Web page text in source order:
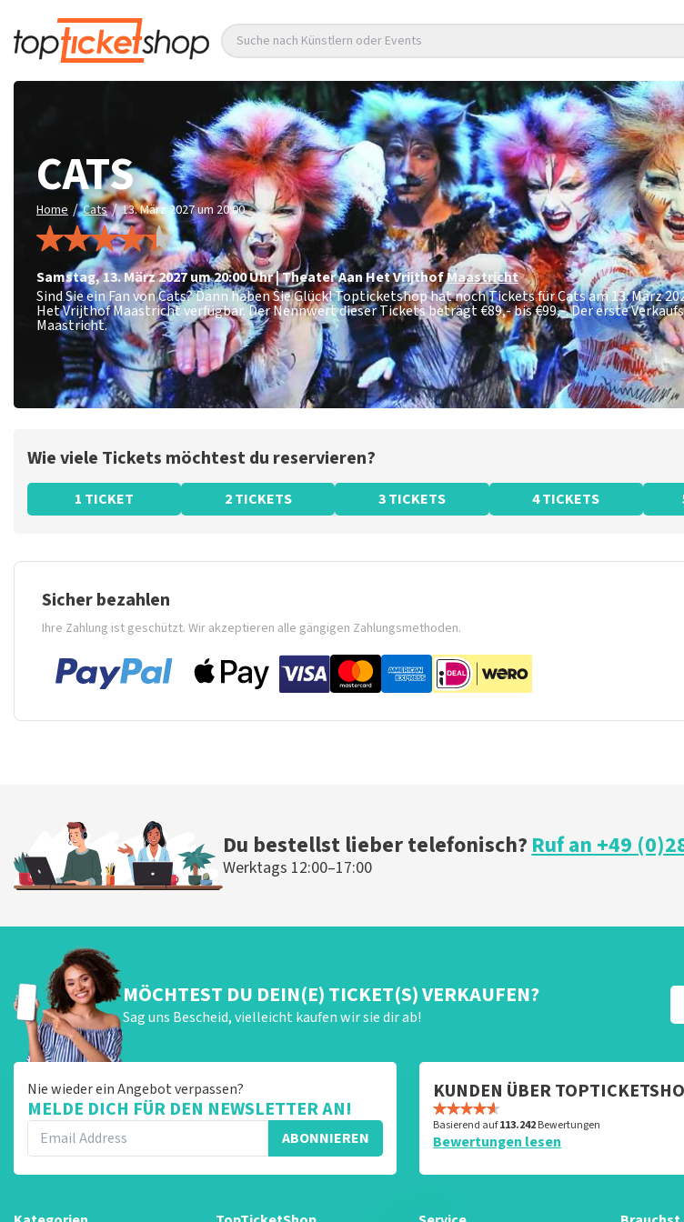
Suche nach Künstlern oder Events
CATS
Home / Cats / 13. März 2027 um 20:00
Samstag,13. März 2027 um 20:00Uhr|Theater Aan Het VrijthofMaastricht
Sind Sie ein Fan von Cats? Dann haben Sie Glück! Topticketshop hat noch Tickets für Cats am 13. März
Het Vrijthof Maastricht verfügbar. Der Nennwert dieser Tickets beträgt€89,- bis €99,-. Der erste
Maastricht.
Wie viele Tickets möchtest du reservieren?
1 TICKET 2 TICKETS 3 TICKETS 4 TICKETS
Sicher bezahlen
Ihre Zahlung ist geschützt. Wir akzeptieren alle gängigen Zahlungsmethoden.
Du bestellst lieber telefonisch?Ruf an +49
Werktags 12:00–17:00
MÖCHTEST DU DEIN(E) TICKET(S) VERKAUFEN?
Sag uns Bescheid, vielleicht kaufen wir sie dir ab!
Nie wieder ein Angebot verpassen?
MELDE DICH FÜR DEN NEWSLETTER AN!
ABONNIEREN
KUNDEN ÜBER
Basierend auf113.242Bewertungen
Bewertungen lesen